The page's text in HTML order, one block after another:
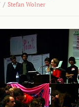
/ Stefan Wolner